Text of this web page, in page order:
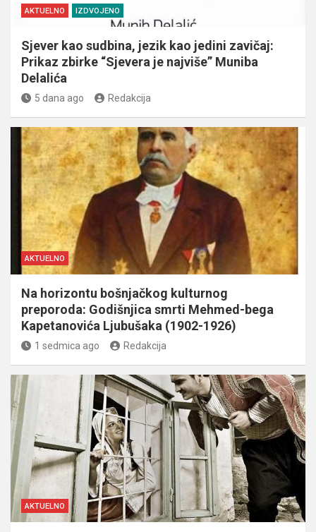
AKTUELNO IZDVOJENO
Sjever kao sudbina, jezik kao jedini zavičaj:
Prikaz zbirke “Sjevera je najviše” Muniba
Delalića
5 dana ago Redakcija
AKTUELNO
Na horizontu bošnjačkog kulturnog
preporoda: Godišnjica smrti Mehmed-bega
Kapetanovića Ljubušaka (1902-1926)
1 sedmica ago Redakcija
AKTUELNO